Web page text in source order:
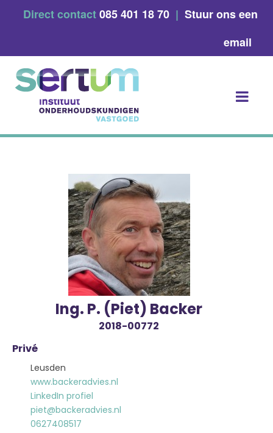
Direct contact085 401 18 70 | Stuur ons een
email
Ing. P. (Piet) Backer
2018-00772
Privé
Leusden
www.backeradvies.nl
LinkedIn profiel
piet@backeradvies.nl
0627408517